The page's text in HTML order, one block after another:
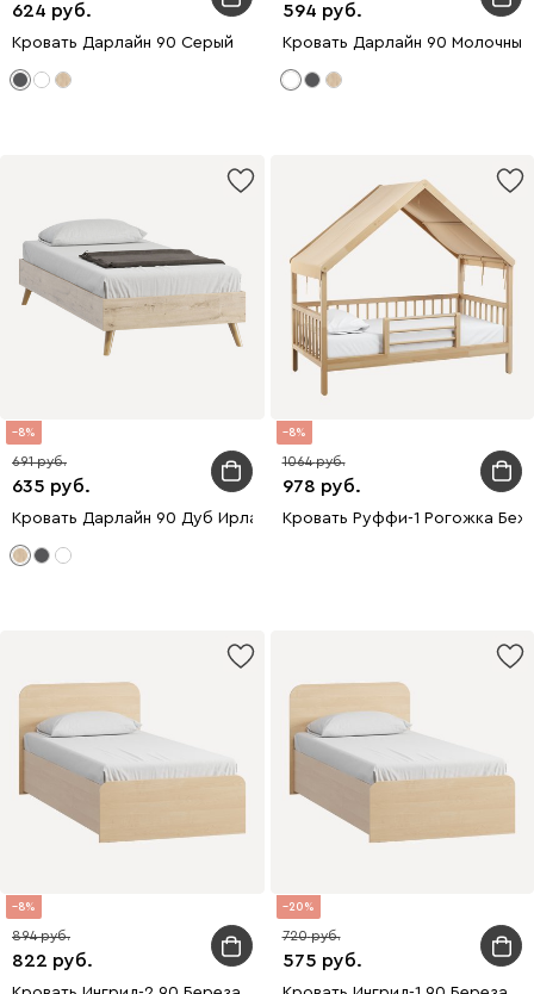
624
Кровать Дарлайн 90 Серый
594
Кровать Дарлайн 90 Молочный
8
635
691
Кровать Дарлайн 90 Дуб Ирландский
8
978
1064
Кровать Руффи-1 Рогожка
8
822
894
20
575
720